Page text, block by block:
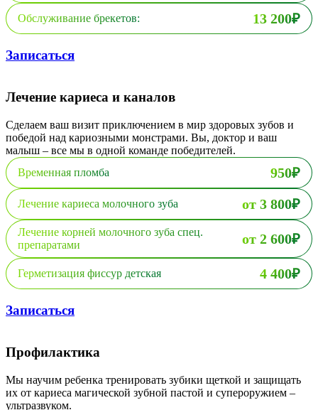
Обслуживание брекетов: 13 200₽
Записаться
Лечение кариеса и каналов
Сделаем ваш визит приключением в мир здоровых зубов и
победой над кариозными монстрами. Вы, доктор и ваш
малыш – все мы в одной команде победителей.
Временная пломба
950₽
Лечение кариеса молочного зуба от 3 800₽
Лечение корней молочного зуба спец.
препаратами
от 2 600₽
Герметизация фиссур детская 4 400₽
Записаться
Профилактика
Мы научим ребенка тренировать зубики щеткой и защищать
их от кариеса магической зубной пастой и супероружием –
ультразвуком.